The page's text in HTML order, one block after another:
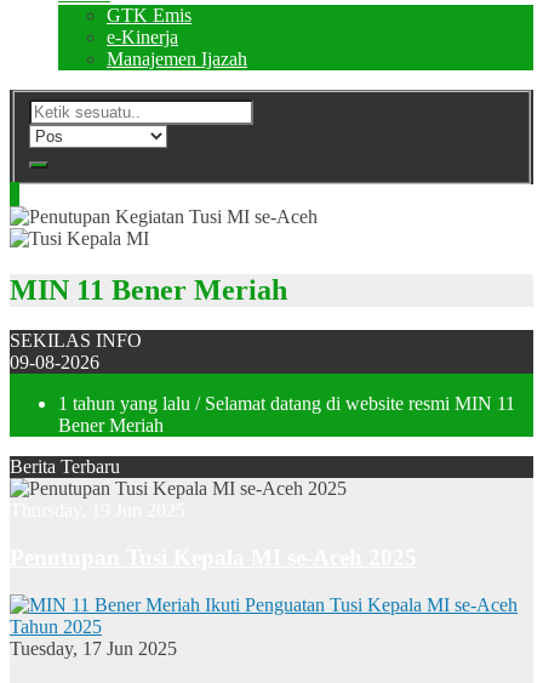
GTK Emis
e-Kinerja
Manajemen Ijazah
MIN 11 Bener Meriah
SEKILAS INFO
09-08-2026
1 tahun yang lalu / Selamat datang di website resmi MIN 11
Bener Meriah
Berita Terbaru
Tuesday, 17 Jun 2025